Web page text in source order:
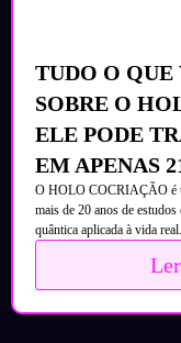
TUDO O QUE
SOBRE O
ELE PODE
EM APENAS
O HOLO COCRIAÇÃO é
mais de 20 anos de
quântica aplicada à vida